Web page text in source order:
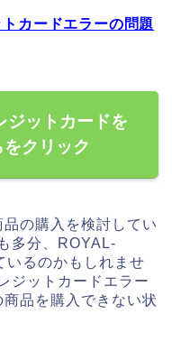
カードエラーの問題
ジットカードを
クリック
の購入を検討してい
多分、ROYAL-
いるのかもしれませ
ジットカードエラー
品を購入できない状